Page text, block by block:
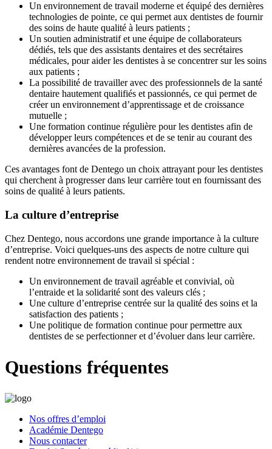
Un environnement de travail moderne et équipé des dernières
technologies de pointe, ce qui permet aux dentistes de fournir
des soins de haute qualité à leurs patients ;
Un soutien administratif et une équipe de collaborateurs
dédiés, tels que des assistants dentaires et des secrétaires
médicales, pour aider les dentistes à se concentrer sur les soins
aux patients ;
La possibilité de travailler avec des professionnels de la santé
dentaire hautement qualifiés et passionnés, ce qui permet de
créer un environnement d’apprentissage et de croissance
mutuelle ;
Une formation continue régulière pour les dentistes afin de
développer leurs compétences et de se tenir au courant des
dernières avancées de la profession.
Ces avantages font de Dentego un choix attrayant pour les dentistes
qui cherchent à progresser dans leur carrière tout en fournissant des
soins de qualité à leurs patients.
La culture d’entreprise
Chez Dentego, nous accordons une grande importance à la culture
d’entreprise. Voici quelques-uns des aspects de notre culture qui
rendent notre environnement de travail si spécial :
Un environnement de travail agréable et convivial, où
l’entraide et la solidarité sont des valeurs clés ;
Une culture d’entreprise centrée sur la qualité des soins et la
satisfaction des patients ;
Une politique de formation continue pour permettre aux
dentistes de se perfectionner et d’évoluer dans leur carrière.
Questions fréquentes
Nos offres d’emploi
Académie Dentego
Nous contacter